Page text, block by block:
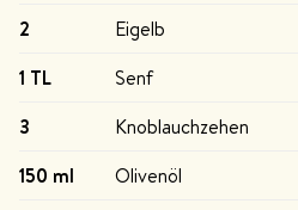
2
Eigelb
1 TL
Senf
3
Knoblauchzehen
150 ml
Olivenöl